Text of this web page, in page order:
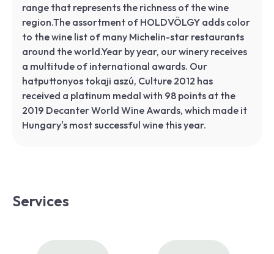
range that represents the richness of the wine
region.The assortment of HOLDVÖLGY adds color
to the wine list of many Michelin-star restaurants
around the world.Year by year, our winery receives
a multitude of international awards. Our
hatputtonyos tokaji aszú, Culture 2012 has
received a platinum medal with 98 points at the
2019 Decanter World Wine Awards, which made it
Hungary's most successful wine this year.
Services